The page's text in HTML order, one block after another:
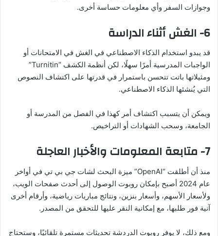
وجوازات السفر وأي معلومات حساسة أخرى.
6- الغش أثناء الدراسة
قد يبدو استخدام الذكاء الاصطناعي في الغش في الامتحانات أو
الواجبات المدرسية أمرًا سهلًا، لكن أنظمة الكشف “Turnitin”
ومثيلاتها باتت تتحسن باستمرار في قدرتها على اكتشاف النصوص
التي يُنشئها الذكاء الاصطناعي.
ويمكن أن يتسبب اكتشاف أمر كهذا في الفصل من المدرسة أو
الجامعة، وسحب الشهادات أو التراخيص.
7- متابعة المعلومات والأخبار العاجلة
منذ أن أطلقت “OpenAI” ميزة البحث لشات جي بي تي في أواخر
عام 2024 أصبح بإمكان روبوت الوصول إلى أحدث صفحات الويب،
ولأسعار الأسهم، وأسعار بنزين، ونتائج مباريات رياضية، وأرقام أخرى
آنية فور طلبها، مع إمكانية النقر عليها للتحقق من المصدر.
ومع ذلك، لا يوفر روبوت الدردشة تحديثات مستمرة تلقائيًا، وستحتاج